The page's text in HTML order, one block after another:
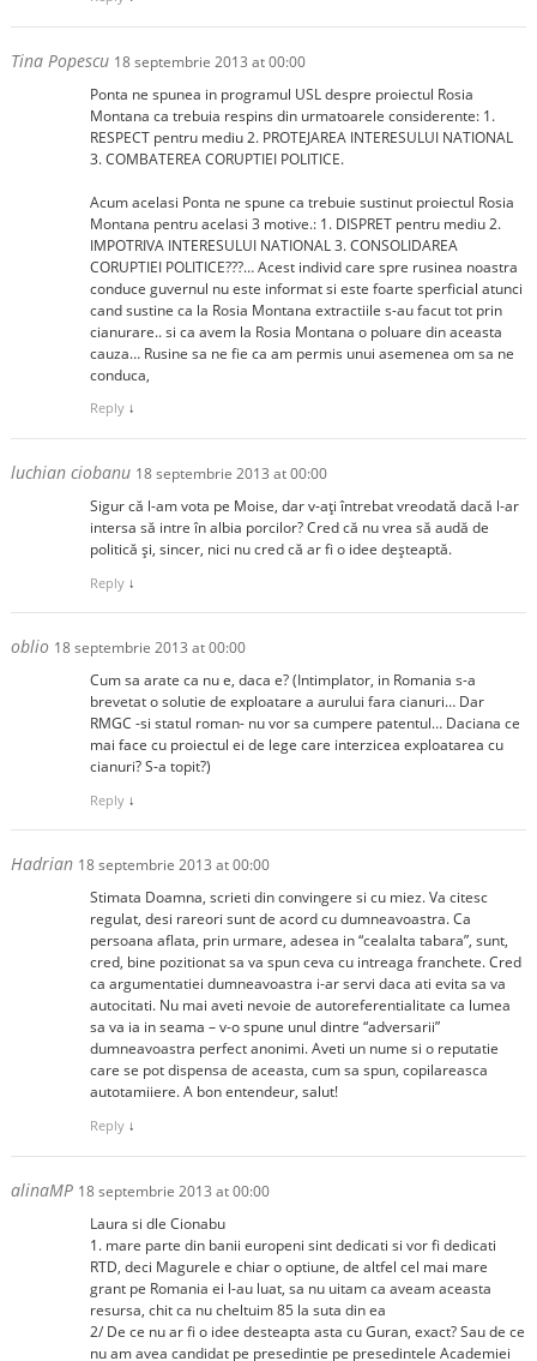
Tina Popescu 18 septembrie 2013 at 00:00
Ponta ne spunea in programul USL despre proiectul Rosia
Montana ca trebuia respins din urmatoarele considerente: 1.
RESPECT pentru mediu 2. PROTEJAREA INTERESULUI NATIONAL
3. COMBATEREA CORUPTIEI POLITICE.
Acum acelasi Ponta ne spune ca trebuie sustinut proiectul Rosia
Montana pentru acelasi 3 motive.: 1. DISPRET pentru mediu 2.
IMPOTRIVA INTERESULUI NATIONAL 3. CONSOLIDAREA
CORUPTIEI POLITICE???… Acest individ care spre rusinea noastra
conduce guvernul nu este informat si este foarte sperficial atunci
cand sustine ca la Rosia Montana extractiile s-au facut tot prin
cianurare.. si ca avem la Rosia Montana o poluare din aceasta
cauza… Rusine sa ne fie ca am permis unui asemenea om sa ne
conduca,
Reply ↓
luchian ciobanu 18 septembrie 2013 at 00:00
Sigur că l-am vota pe Moise, dar v-ați întrebat vreodată dacă l-ar
intersa să intre în albia porcilor? Cred că nu vrea să audă de
politică și, sincer, nici nu cred că ar fi o idee deșteaptă.
Reply ↓
oblio 18 septembrie 2013 at 00:00
Cum sa arate ca nu e, daca e? (Intimplator, in Romania s-a
brevetat o solutie de exploatare a aurului fara cianuri… Dar
RMGC -si statul roman- nu vor sa cumpere patentul… Daciana ce
mai face cu proiectul ei de lege care interzicea exploatarea cu
cianuri? S-a topit?)
Reply ↓
Hadrian 18 septembrie 2013 at 00:00
Stimata Doamna, scrieti din convingere si cu miez. Va citesc
regulat, desi rareori sunt de acord cu dumneavoastra. Ca
persoana aflata, prin urmare, adesea in “cealalta tabara”, sunt,
cred, bine pozitionat sa va spun ceva cu intreaga franchete. Cred
ca argumentatiei dumneavoastra i-ar servi daca ati evita sa va
autocitati. Nu mai aveti nevoie de autoreferentialitate ca lumea
sa va ia in seama – v-o spune unul dintre “adversarii”
dumneavoastra perfect anonimi. Aveti un nume si o reputatie
care se pot dispensa de aceasta, cum sa spun, copilareasca
autotamiiere. A bon entendeur, salut!
Reply ↓
alinaMP 18 septembrie 2013 at 00:00
Laura si dle Cionabu
1. mare parte din banii europeni sint dedicati si vor fi dedicati
RTD, deci Magurele e chiar o optiune, de altfel cel mai mare
grant pe Romania ei l-au luat, sa nu uitam ca aveam aceasta
resursa, chit ca nu cheltuim 85 la suta din ea
2/ De ce nu ar fi o idee desteapta asta cu Guran, exact? Sau de ce
nu am avea candidat pe presedintie pe presedintele Academiei